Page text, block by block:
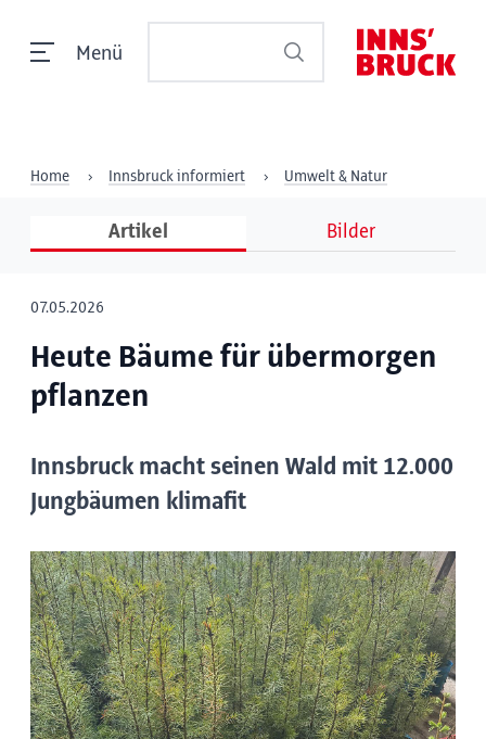
Menü
Home Innsbruck informiert Umwelt & Natur
Artikel Bilder
07.05.2026
Heute Bäume für übermorgen
pflanzen
Innsbruck macht seinen Wald mit 12.000
Jungbäumen klimafit